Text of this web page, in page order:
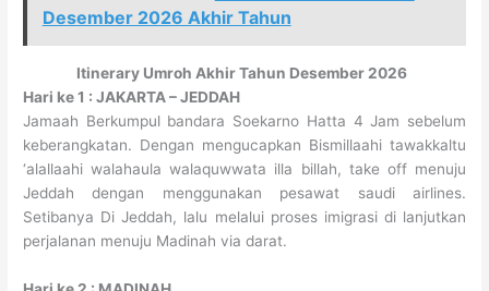
Desember 2026 Akhir Tahun
Itinerary Umroh Akhir Tahun Desember 2026
Hari ke 1 : JAKARTA – JEDDAH
Jamaah Berkumpul bandara Soekarno Hatta 4 Jam sebelum
keberangkatan. Dengan mengucapkan Bismillaahi tawakkaltu
‘alallaahi walahaula walaquwwata illa billah, take off menuju
Jeddah dengan menggunakan pesawat saudi airlines.
Setibanya Di Jeddah, lalu melalui proses imigrasi di lanjutkan
perjalanan menuju Madinah via darat.